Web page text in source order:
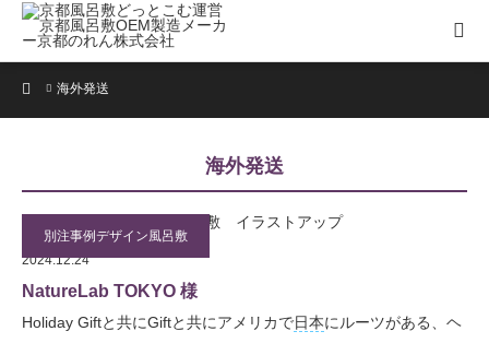
ホーム
海外発送
海外発送
別注事例デザイン風呂敷
2024.12.24
NatureLab TOKYO 様
Holiday Giftと共にGiftと共にアメリカで日本にルーツがある、ヘ